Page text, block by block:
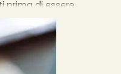
prima di essere
il massimo
tipi di caffè
e ogni
rispetti richiede una